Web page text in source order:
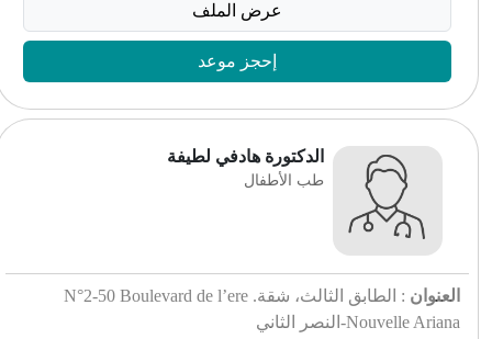
عرض الملف
إحجز موعد
الدكتورة هادفي لطيفة
طب الأطفال
العنوان
: الطابق الثالث، شقة. N°2-50 Boulevard de l’ere
Nouvelle Ariana-النصر الثاني